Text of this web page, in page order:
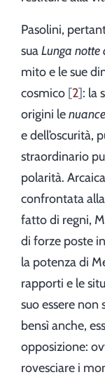
Pasolini,
suaLunga notte
mito e le sue
cosmico 2 : la
origini le
e dell’oscurità,
straordinario
polarità.
confrontata
fatto di regni,
di forze poste
la potenza di
rapporti e le
suo essere
bensì anche,
opposizione:
rovesciare i